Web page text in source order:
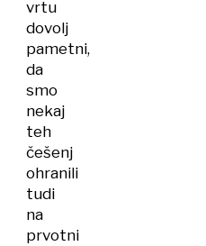
vrtu
dovolj
pametni,
da
smo
nekaj
teh
češenj
ohranili
tudi
na
prvotni